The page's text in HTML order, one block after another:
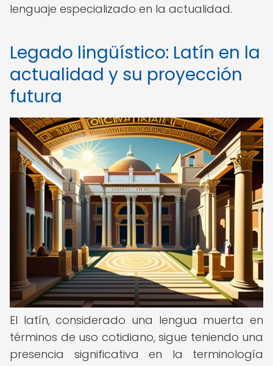
lenguaje especializado en la actualidad.
Legado lingüístico: Latín en la
actualidad y su proyección
futura
El latín, considerado una lengua muerta en
términos de uso cotidiano, sigue teniendo una
presencia significativa en la terminología